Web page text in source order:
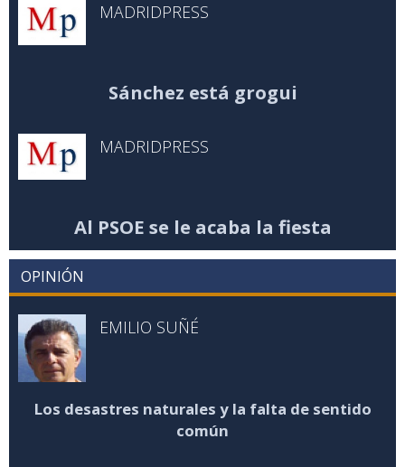
MADRIDPRESS
Sánchez está grogui
MADRIDPRESS
Al PSOE se le acaba la fiesta
OPINIÓN
EMILIO SUÑÉ
Los desastres naturales y la falta de sentido
común